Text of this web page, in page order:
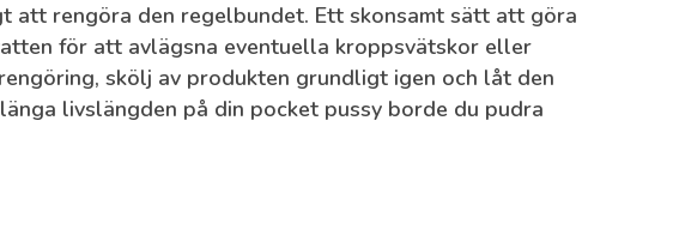
att rengöra den regelbundet. Ett skonsamt sätt att göra
för att avlägsna eventuella kroppsvätskor eller
skölj av produkten grundligt igen och låt den
livslängden på din pocket pussy borde du pudra